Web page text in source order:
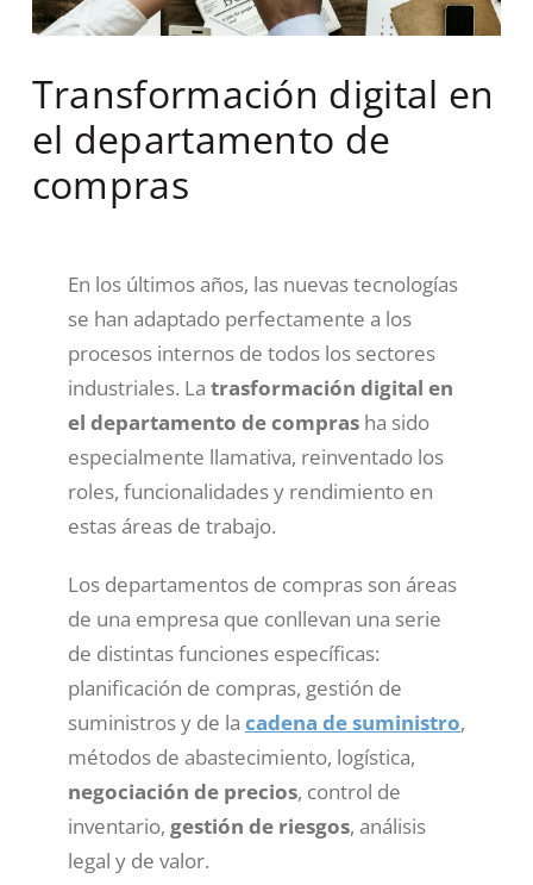
Transformación digital en
el departamento de
compras
En los últimos años, las nuevas tecnologías
se han adaptado perfectamente a los
procesos internos de todos los sectores
industriales. La trasformación digital en
el departamento de comprasha sido
especialmente llamativa, reinventado los
roles, funcionalidades y rendimiento en
estas áreas de trabajo.
Los departamentos de compras son áreas
de una empresa que conllevan una serie
de distintas funciones específicas:
planificación de compras, gestión de
suministros y de la cadena de suministro,
métodos de abastecimiento, logística,
negociación de precios, control de
inventario, gestión de riesgos, análisis
legal y de valor.